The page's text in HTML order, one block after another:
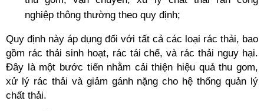
nghiệp thông thường theo quy định;
Quy định này áp dụng đối với tất cả các loại rác thải, bao
gồm rác thải sinh hoạt, rác tái chế, và rác thải nguy hại.
Đây là một bước tiến nhằm cải thiện hiệu quả thu gom,
xử lý rác thải và giảm gánh nặng cho hệ thống quản lý
chất thải.